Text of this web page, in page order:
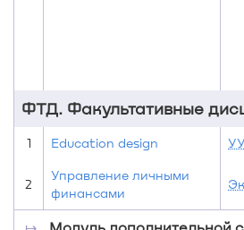
ФТД. Факультативные
1 Education design УУ
2
Управление личными
финансами